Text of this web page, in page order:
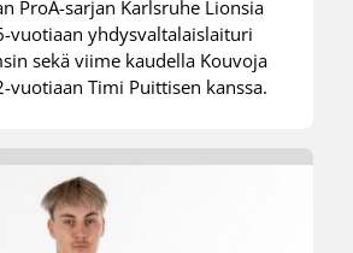
ProA-sarjan Karlsruhe Lionsia
vuotiaan yhdysvaltalaislaituri
sekä viime kaudella Kouvoja
vuotiaan Timi Puittisen kanssa.